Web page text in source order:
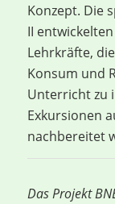
Konzept. Die
II
Lehrkräfte,
Konsum und
Unterricht zu
Exkursionen
nachbereitet
Das Projekt